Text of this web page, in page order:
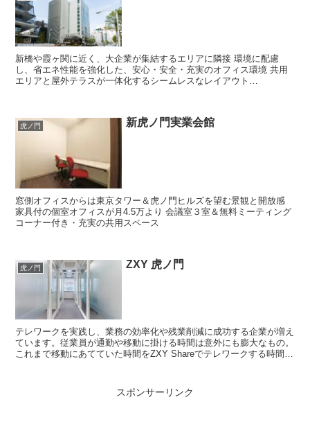
新橋や霞ヶ関に近く、大企業が集結するエリアに隣接 環境に配慮
し、省エネ性能を強化した、安心・安全・充実のオフィス環境 共用
エリアと屋外テラスが一体化するシームレスなレイアウト
虎ノ門 新虎ノ門実業会館
窓側オフィスからは東京タワー＆虎ノ門ヒルズを望む景観と開放感
家具付の個室オフィスが月4.5万より 会議室３室＆無料ミーティング
コーナー付き・充実の共用スペース
虎ノ門 ZXY 虎ノ門
テレワークを実践し、業務の効率化や残業削減に成功する企業が増え
ています。従業員が通勤や移動に掛ける時間は意外にも膨大なもの。
これまで移動にあてていた時間をZXY Shareでテレワークする時間に
スポンサーリンク